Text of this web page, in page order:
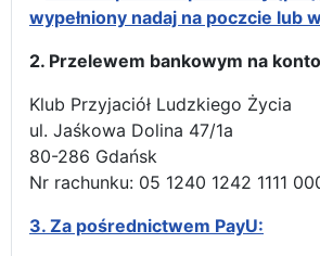
wypełniony nadaj na poczcie lub
2. Przelewem bankowym na
Klub Przyjaciół Ludzkiego Życia
ul. Jaśkowa Dolina 47/1a
80-286 Gdańsk
Nr rachunku: 05 1240 1242 1111
3. Za pośrednictwem PayU: